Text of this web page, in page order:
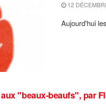
12
Aujourd'hui
"beaux-beaufs", par